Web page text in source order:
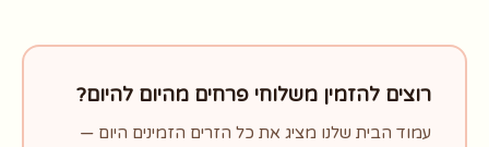
רוצים להזמין משלוחי פרחים מהיום להיום?
עמוד הבית שלנו מציג את כל הזרים הזמינים היום —